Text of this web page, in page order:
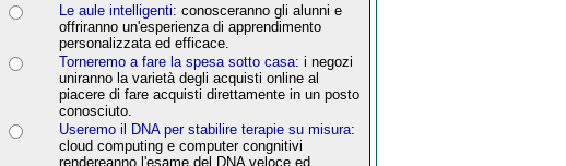
Le aule intelligenti: conosceranno gli alunni e
offriranno un'esperienza di apprendimento
personalizzata ed efficace.
Torneremo a fare la spesa sotto casa: i negozi
uniranno la varietà degli acquisti online al
piacere di fare acquisti direttamente in un posto
conosciuto.
Useremo il DNA per stabilire terapie su misura:
cloud computing e computer congnitivi
rendereanno l'esame del DNA veloce ed